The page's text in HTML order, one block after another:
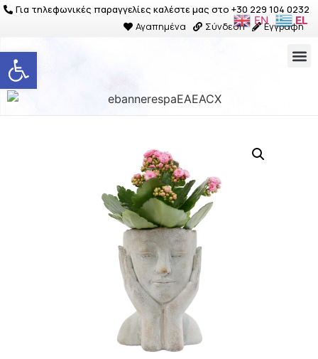
Ανοίξτε τη γραμμή εργαλείων
Για τηλεφωνικές παραγγελίες καλέστε μας στο +30 229 104 0232
Αγαπημένα
Σύνδεση Εγγραφή
EN EL